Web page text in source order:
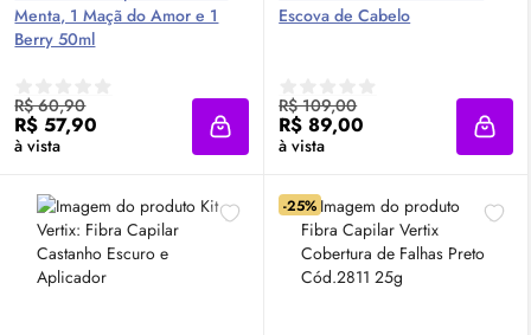
Menta, 1 Maçã do Amor e 1
Berry 50ml
R$ 60,90
R$ 57,90
à vista Adicionar à sacola
Escova de Cabelo
R$ 109,00
R$ 89,00
à vista
-25%